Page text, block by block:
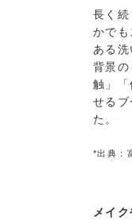
長く
かで
ある
背景
触」
せるブ
た。
*出典：
メイ